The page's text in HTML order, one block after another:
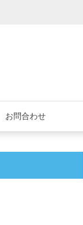
お問合わせ